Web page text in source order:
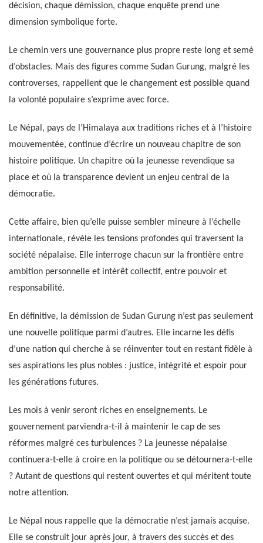
décision, chaque démission, chaque enquête prend une
dimension symbolique forte.
Le chemin vers une gouvernance plus propre reste long et semé
d’obstacles. Mais des figures comme Sudan Gurung, malgré les
controverses, rappellent que le changement est possible quand
la volonté populaire s’exprime avec force.
Le Népal, pays de l’Himalaya aux traditions riches et à l’histoire
mouvementée, continue d’écrire un nouveau chapitre de son
histoire politique. Un chapitre où la jeunesse revendique sa
place et où la transparence devient un enjeu central de la
démocratie.
Cette affaire, bien qu’elle puisse sembler mineure à l’échelle
internationale, révèle les tensions profondes qui traversent la
société népalaise. Elle interroge chacun sur la frontière entre
ambition personnelle et intérêt collectif, entre pouvoir et
responsabilité.
En définitive, la démission de Sudan Gurung n’est pas seulement
une nouvelle politique parmi d’autres. Elle incarne les défis
d’une nation qui cherche à se réinventer tout en restant fidèle à
ses aspirations les plus nobles : justice, intégrité et espoir pour
les générations futures.
Les mois à venir seront riches en enseignements. Le
gouvernement parviendra-t-il à maintenir le cap de ses
réformes malgré ces turbulences ? La jeunesse népalaise
continuera-t-elle à croire en la politique ou se détournera-t-elle
? Autant de questions qui restent ouvertes et qui méritent toute
notre attention.
Le Népal nous rappelle que la démocratie n’est jamais acquise.
Elle se construit jour après jour, à travers des succès et des